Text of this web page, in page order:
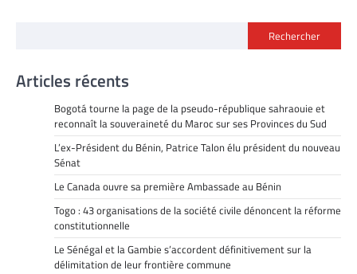
Rechercher
Articles récents
Bogotá tourne la page de la pseudo-république sahraouie et
reconnaît la souveraineté du Maroc sur ses Provinces du Sud
L’ex-Président du Bénin, Patrice Talon élu président du nouveau
Sénat
Le Canada ouvre sa première Ambassade au Bénin
Togo : 43 organisations de la société civile dénoncent la réforme
constitutionnelle
Le Sénégal et la Gambie s’accordent définitivement sur la
délimitation de leur frontière commune